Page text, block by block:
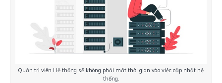
Quản trị viên Hệ thống sẽ không phải mất thời gian vào việc cập nhật hệ
thống.